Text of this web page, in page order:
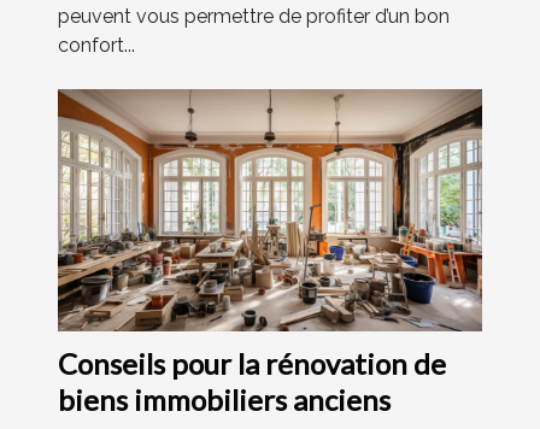
peuvent vous permettre de profiter d’un bon
confort...
Conseils pour la rénovation de
biens immobiliers anciens